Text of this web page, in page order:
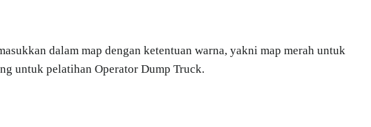
dalam map dengan ketentuan warna, yakni map merah untuk
untuk pelatihan Operator Dump Truck.